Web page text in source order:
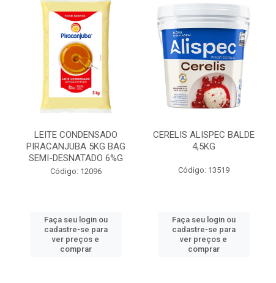
LEITE CONDENSADO
PIRACANJUBA 5KG BAG
SEMI-DESNATADO 6%G
Código: 12096
Faça seu login ou
cadastre-se para
ver preços e
comprar
CERELIS ALISPEC BALDE
4,5KG
Código: 13519
Faça seu login ou
cadastre-se para
ver preços e
comprar